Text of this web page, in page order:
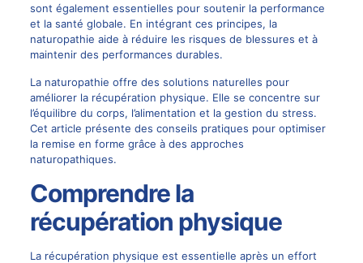
sont également essentielles pour soutenir la performance
et la santé globale. En intégrant ces principes, la
naturopathie aide à réduire les risques de blessures et à
maintenir des performances durables.
La naturopathie offre des solutions naturelles pour
améliorer la récupération physique. Elle se concentre sur
l’équilibre du corps, l’alimentation et la gestion du stress.
Cet article présente des conseils pratiques pour optimiser
la remise en forme grâce à des approches
naturopathiques.
Comprendre la
récupération physique
La récupération physique est essentielle après un effort